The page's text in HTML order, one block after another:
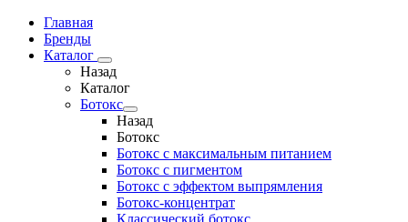
Главная
Бренды
Каталог
Назад
Каталог
Ботокс
Назад
Ботокс
Ботокс с максимальным питанием
Ботокс с пигментом
Ботокс с эффектом выпрямления
Ботокс-концентрат
Классический ботокс